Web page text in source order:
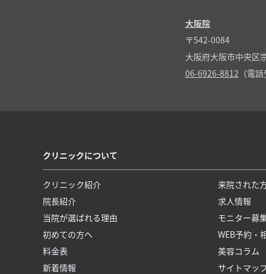
大阪院
〒542-0084
大阪府大阪市中央区
06-6926-8812 （電
クリニックについて
クリニック紹介
院長紹介
当院が選ばれる理由
初めての方へ
料金表
新着情報
来院された
求人情報
モニター募
WEB予約・
美容コラム
サイトマッ